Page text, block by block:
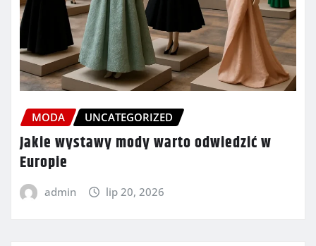
MODA UNCATEGORIZED
Jakie wystawy mody warto odwiedzić w
Europie
admin lip 20, 2026